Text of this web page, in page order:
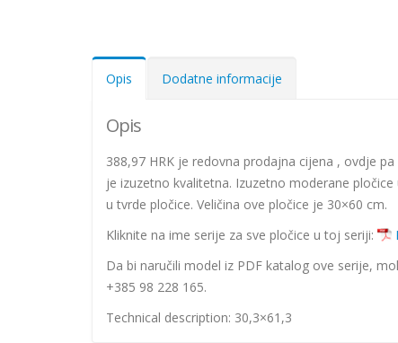
Opis Dodatne informacije
Opis
388,97 HRK je redovna prodajna cijena , ovdje
je izuzetno kvalitetna. Izuzetno moderane
u tvrde pločice. Veličina ove pločice je 30×60 cm.
Kliknite na ime serije za sve pločice u toj seriji:
Da bi naručili model iz PDF katalog ove serije,
+385 98 228 165.
Technical description: 30,3×61,3